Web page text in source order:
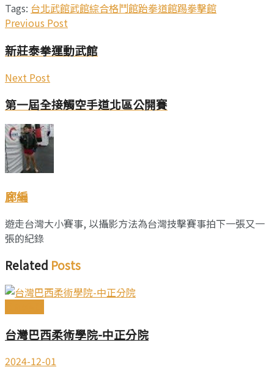
Tags: 台北武館武館綜合格鬥館跆拳道館踢拳擊館
Previous Post
新莊泰拳運動武館
Next Post
第一屆全接觸空手道北區公開賽
廊編
遊走台灣大小賽事, 以攝影方法為台灣技擊賽事拍下一張又一
張的紀錄
Related Posts
台灣巴西柔術學院-中正分院
2024-12-01